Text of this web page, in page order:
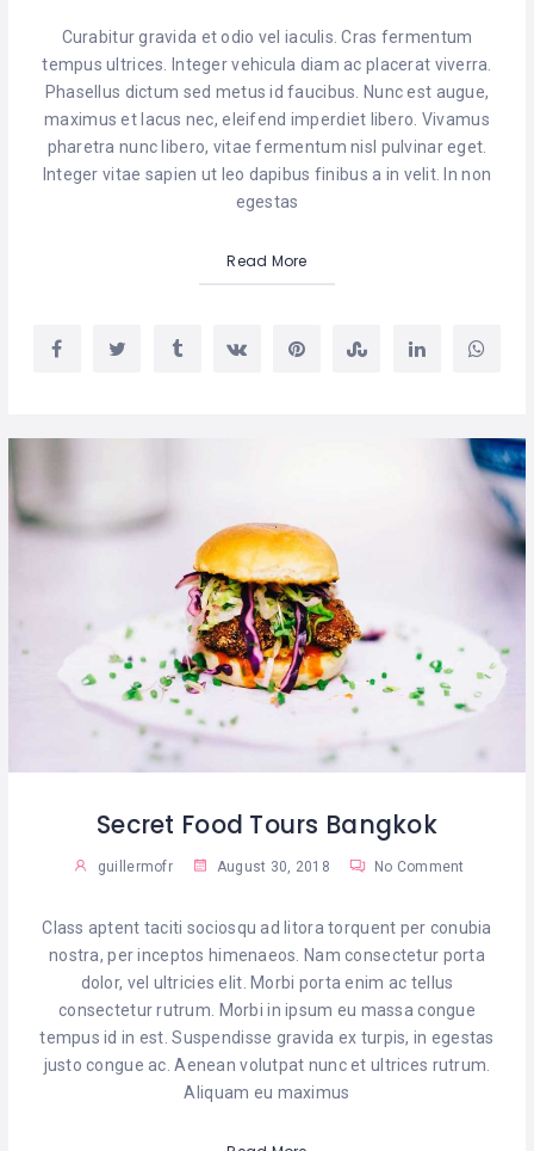
Curabitur gravida et odio vel iaculis. Cras fermentum
tempus ultrices. Integer vehicula diam ac placerat viverra.
Phasellus dictum sed metus id faucibus. Nunc est augue,
maximus et lacus nec, eleifend imperdiet libero. Vivamus
pharetra nunc libero, vitae fermentum nisl pulvinar eget.
Integer vitae sapien ut leo dapibus finibus a in velit. In non
egestas
Read More
Secret Food Tours Bangkok
guillermofr August 30, 2018 No Comment
Class aptent taciti sociosqu ad litora torquent per conubia
nostra, per inceptos himenaeos. Nam consectetur porta
dolor, vel ultricies elit. Morbi porta enim ac tellus
consectetur rutrum. Morbi in ipsum eu massa congue
tempus id in est. Suspendisse gravida ex turpis, in egestas
justo congue ac. Aenean volutpat nunc et ultrices rutrum.
Aliquam eu maximus